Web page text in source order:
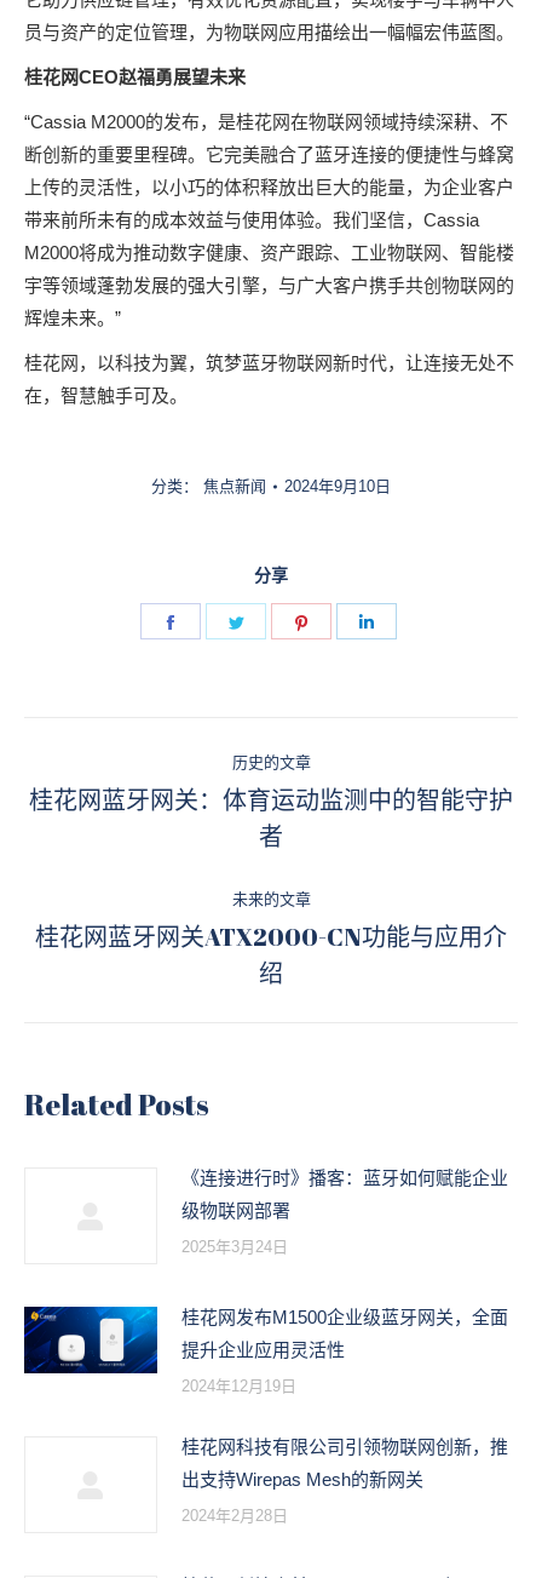
员与资产的定位管理，为物联网应用描绘出一幅幅宏伟蓝图。
桂花网CEO赵福勇展望未来
“Cassia M2000的发布，是桂花网在物联网领域持续深耕、不
断创新的重要里程碑。它完美融合了蓝牙连接的便捷性与蜂窝
上传的灵活性，以小巧的体积释放出巨大的能量，为企业客户
带来前所未有的成本效益与使用体验。我们坚信，Cassia
M2000将成为推动数字健康、资产跟踪、工业物联网、智能楼
宇等领域蓬勃发展的强大引擎，与广大客户携手共创物联网的
辉煌未来。”
桂花网，以科技为翼，筑梦蓝牙物联网新时代，让连接无处不
在，智慧触手可及。
分类： 焦点新闻 2024年9月10日
分享
Share
Share
Share
章
历史的文章
历
史
章：
桂花网蓝牙网关：体育运动监测中的智能守护
者
未来的文章
来
桂花网蓝牙网关ATX2000-CN功能与应用介
绍
Related Posts
《连接进行时》播客：蓝牙如何赋能企业
级物联网部署
2025年3月24日
桂花网发布M1500企业级蓝牙网关，全面
提升企业应用灵活性
2024年12月19日
桂花网科技有限公司引领物联网创新，推
出支持Wirepas Mesh的新网关
2024年2月28日